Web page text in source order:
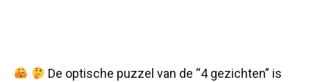
De optische puzzel van de “4 gezichten” is